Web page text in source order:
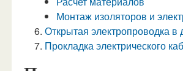
Монтаж изоляторов и
Открытая электропроводка
Прокладка электрического